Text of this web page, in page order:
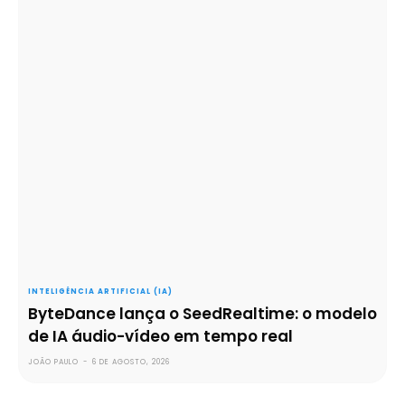
INTELIGÊNCIA ARTIFICIAL (IA)
ByteDance lança o SeedRealtime: o modelo
de IA áudio-vídeo em tempo real
JOÃO PAULO - 6 DE AGOSTO, 2026